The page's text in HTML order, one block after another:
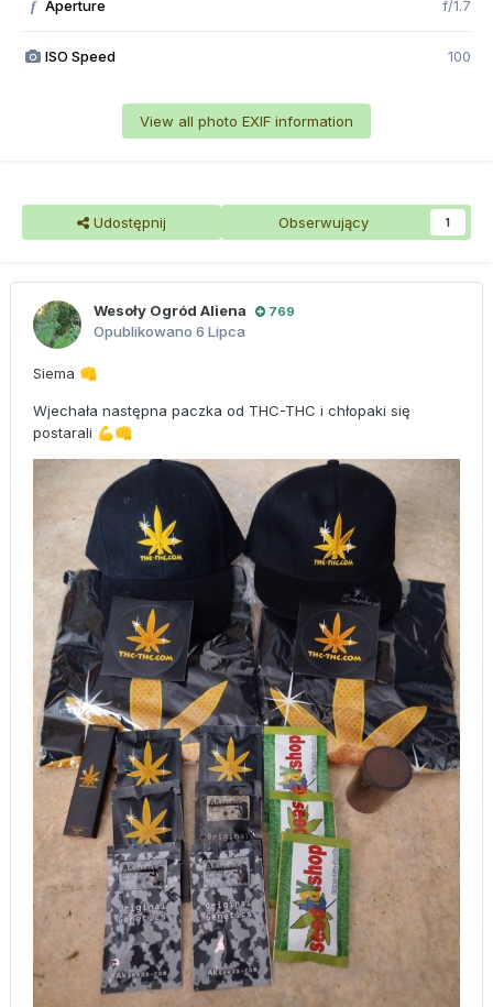
f Aperture f/1.7
ISO Speed 100
View all photo EXIF information
Udostępnij Obserwujący 1
Wesoły Ogród Aliena 769
Opublikowano 6 Lipca
Siema 👊
Wjechała następna paczka od THC-THC i chłopaki się
postarali 💪👊